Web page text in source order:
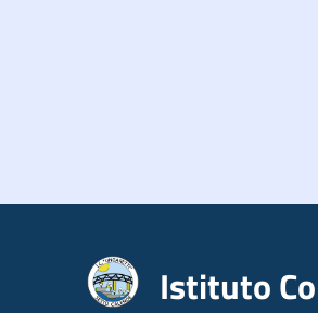
Istituto